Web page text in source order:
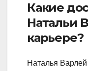
Какие
Натальи
карьере?
Наталья